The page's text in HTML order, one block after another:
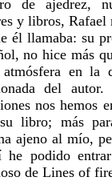
de ajedrez,
y libros, Rafael
él llamaba: su
no hice más
en la
del
nos hemos
libro; más
ajeno al mío,
he podido
de Lines of